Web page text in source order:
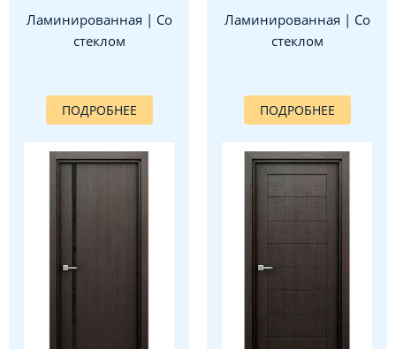
Ламинированная | Со
стеклом
ПОДРОБНЕЕ
Ламинированная | Со
стеклом
ПОДРОБНЕЕ